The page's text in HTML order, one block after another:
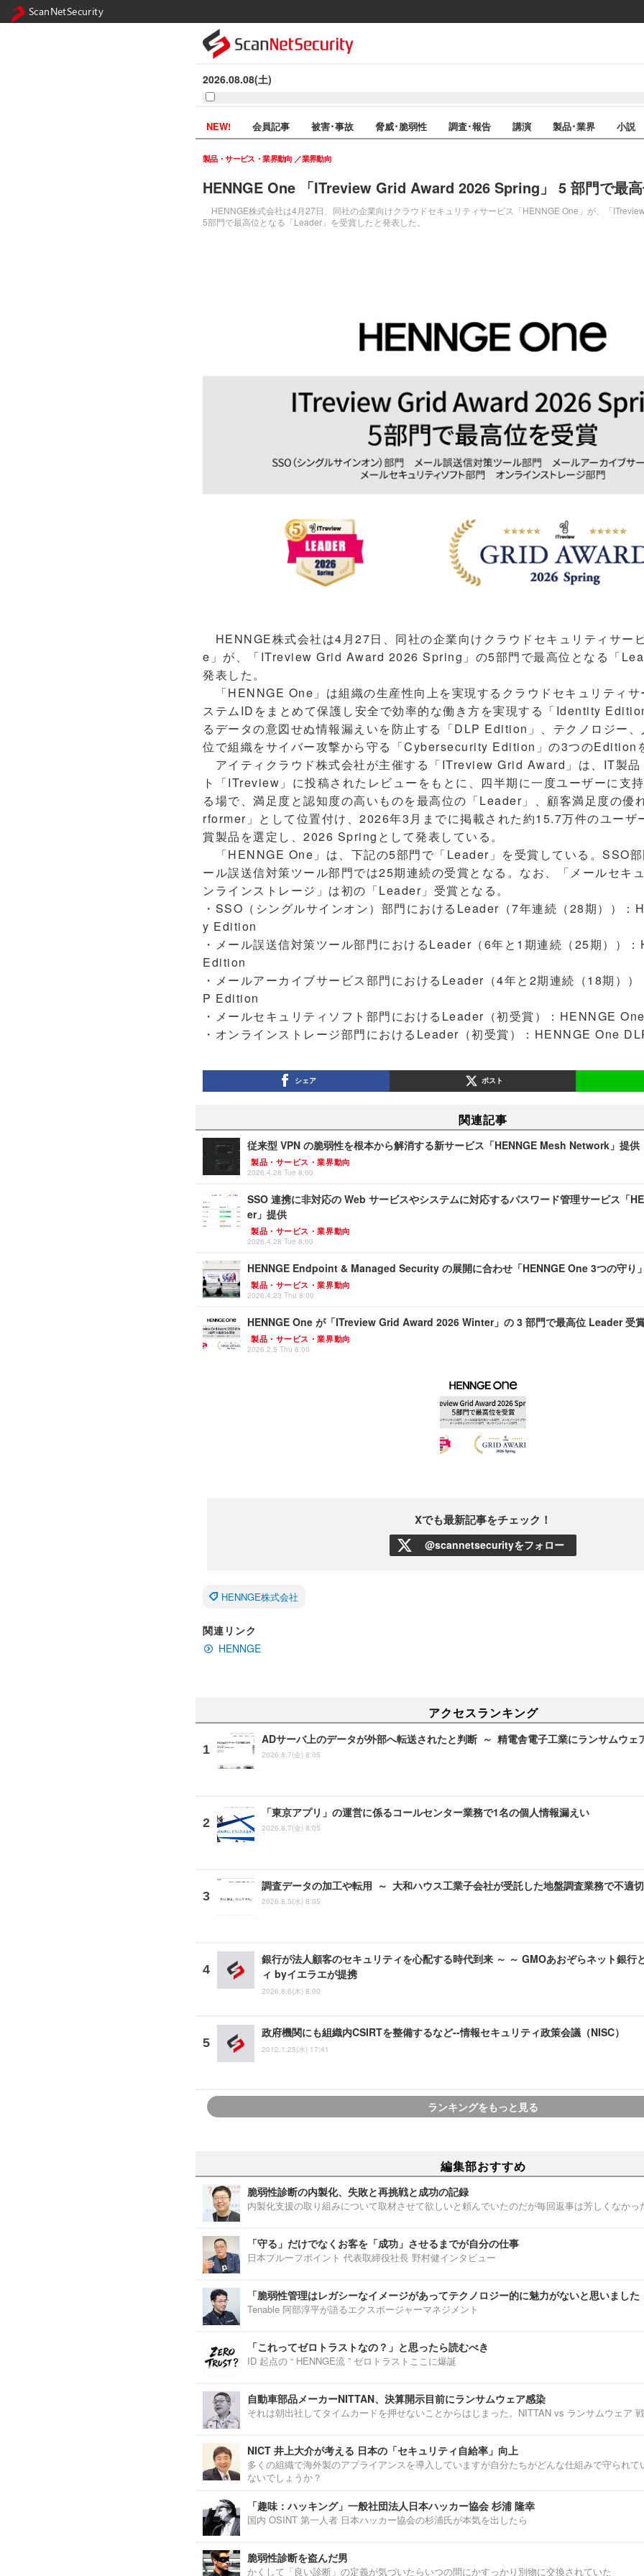
2026.08.08(土)
NEW! 会員記事 被害･事故 脅威･脆弱性 調査･報告 講演 製品･業界 小説
HENNGE One 「ITreview Grid Award 2026 Spring」 5 部門で最
HENNGE株式会社は4月27日、同社の企業向けクラウドセキュリティサービス「HENNGE One」が、「
5部門で最高位となる「Leader」を受賞したと発表した。
製品・サービス・業界動向 業界動向
HENNGE株式会社は4月27日、同社の企業向けクラウドセキュリティサー
e」が、「ITreview Grid Award 2026 Spring」の5部門で最高位となる「
発表した。
「HENNGE One」は組織の生産性向上を実現するクラウドセキュリティ
ステムIDをまとめて保護し安全で効率的な働き方を実現する「Identity
るデータの意図せぬ情報漏えいを防止する「DLP Edition」、テクノロジー
位で組織をサイバー攻撃から守る「Cybersecurity Edition」の3つのEdition
アイティクラウド株式会社が主催する「ITreview Grid Award」は、IT製
ト「ITreview」に投稿されたレビューをもとに、四半期に一度ユーザーに支
る場で、満足度と認知度の高いものを最高位の「Leader」、顧客満足度の優
rformer」として位置付け、2026年3月までに掲載された約15.7万件のユーザ
賞製品を選定し、2026 Springとして発表している。
「HENNGE One」は、下記の5部門で「Leader」を受賞している。SSO
ール誤送信対策ツール部門では25期連続の受賞となる。なお、「メールセキ
ンラインストレージ」は初の「Leader」受賞となる。
・SSO（シングルサインオン）部門におけるLeader（7年連続（28期））
y Edition
・メール誤送信対策ツール部門におけるLeader（6年と1期連続（25期））
Edition
・メールアーカイブサービス部門におけるLeader（4年と2期連続（18期）
P Edition
・メールセキュリティソフト部門におけるLeader（初受賞）：HENNGE
・オンラインストレージ部門におけるLeader（初受賞）：HENNGE One
シェア ポスト
関連記事
従来型 VPN の脆弱性を根本から解消する新サービス「HENNGE Mesh Network」提供
製品・サービス・業界動向
2026.4.28 Tue 8:00
SSO 連携に非対応の Web サービスやシステムに対応するパスワード管理サービス「
er」提供
製品・サービス・業界動向
2026.4.28 Tue 8:00
HENNGE Endpoint & Managed Security の展開に合わせ「HENNGE One 3つの守り
製品・サービス・業界動向
2026.4.23 Thu 8:00
HENNGE One が「ITreview Grid Award 2026 Winter」の 3 部門で最高位 Leader 受
製品・サービス・業界動向
2026.2.5 Thu 8:00
Xでも最新記事をチェック！
@scannetsecurityをフォロー
HENNGE株式会社
関連リンク
HENNGE
アクセスランキング
ADサーバ上のデータが外部へ転送されたと判断 ～ 精電舎電子工業にランサムウェ
2026.8.7(金) 8:05
「東京アプリ」の運営に係るコールセンター業務で1名の個人情報漏えい
2026.8.7(金) 8:05
調査データの加工や転用 ～ 大和ハウス工業子会社が受託した地盤調査業務で不適
2026.8.5(水) 8:05
銀行が法人顧客のセキュリティを心配する時代到来 ～ ～ GMOあおぞらネット銀行
ィ byイエラエが提携
2026.8.6(木) 8:00
政府機関にも組織内CSIRTを整備するなど--情報セキュリティ政策会議（NISC）
2012.1.25(水) 17:41
ランキングをもっと見る
編集部おすすめ
脆弱性診断の内製化、失敗と再挑戦と成功の記録
内製化支援の取り組みについて取材させて欲しいと頼んでいたのだが毎回返事は芳しくなかっ
「守る」だけでなくお客を「成功」させるまでが自分の仕事
日本プルーフポイント 代表取締役社長 野村健インタビュー
「脆弱性管理はレガシーなイメージがあってテクノロジー的に魅力がないと思いました
Tenable 阿部淳平が語るエクスポージャーマネジメント
「これってゼロトラストなの？」と思ったら読むべき
ID 起点の “ HENNGE流 ” ゼロトラストここに爆誕
自動車部品メーカーNITTAN、決算開示目前にランサムウェア感染
それは朝出社してタイムカードを押せないことからはじまった。NITTAN vs ランサムウェア
NICT 井上大介が考える 日本の「セキュリティ自給率」向上
多くの組織で海外製のアプライアンスを導入していますが自分たちがどんな仕組みで守られ
ないでしょうか？
「趣味：ハッキング」一般社団法人日本ハッカー協会 杉浦 隆幸
国内 OSINT 第一人者 日本ハッカー協会の杉浦氏が本気を出したら
脆弱性診断を盗んだ男
かくして「良い診断」の定義が気づいたらいつの間にかすっかり別物に交換されていた
ScanNetSecurity